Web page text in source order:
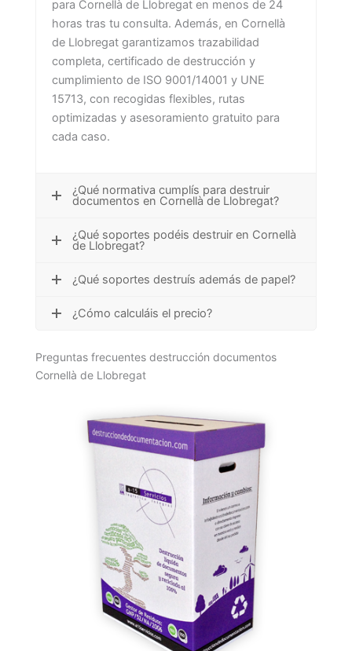
para Cornellà de Llobregat en menos de 24
horas tras tu consulta. Además, en Cornellà
de Llobregat garantizamos trazabilidad
completa, certificado de destrucción y
cumplimiento de ISO 9001/14001 y UNE
15713, con recogidas flexibles, rutas
optimizadas y asesoramiento gratuito para
cada caso.
¿Qué normativa cumplís para destruir
documentos en Cornellà de Llobregat?
¿Qué soportes podéis destruir en Cornellà
de Llobregat?
¿Qué soportes destruís además de papel?
¿Cómo calculáis el precio?
Preguntas frecuentes destrucción documentos
Cornellà de Llobregat